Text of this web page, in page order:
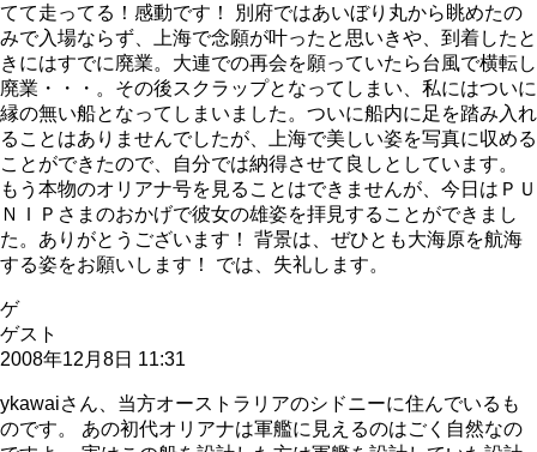
てて走ってる！感動です！ 別府ではあいぼり丸から眺めたの
みで入場ならず、上海で念願が叶ったと思いきや、到着したと
きにはすでに廃業。大連での再会を願っていたら台風で横転し
廃業・・・。その後スクラップとなってしまい、私にはついに
縁の無い船となってしまいました。ついに船内に足を踏み入れ
ることはありませんでしたが、上海で美しい姿を写真に収める
ことができたので、自分では納得させて良しとしています。
もう本物のオリアナ号を見ることはできませんが、今日はＰＵ
ＮＩＰさまのおかげで彼女の雄姿を拝見することができまし
た。ありがとうございます！ 背景は、ぜひとも大海原を航海
する姿をお願いします！ では、失礼します。
ゲ
ゲスト
2008年12月8日 11:31
ykawaiさん、当方オーストラリアのシドニーに住んでいるも
のです。 あの初代オリアナは軍艦に見えるのはごく自然なの